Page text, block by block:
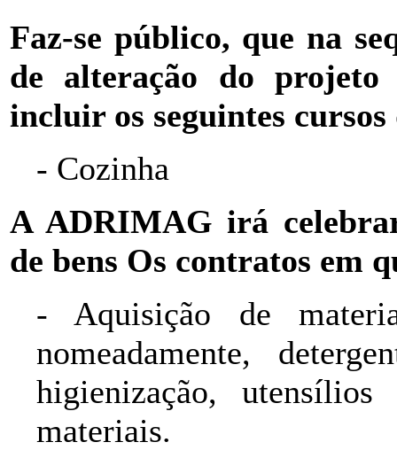
Faz-se público, que na
de alteração do projeto
incluir os seguintes
- Cozinha
A ADRIMAG irá
de bens Os contratos em
- Aquisição de
nomeadamente,
higienização,
materiais.